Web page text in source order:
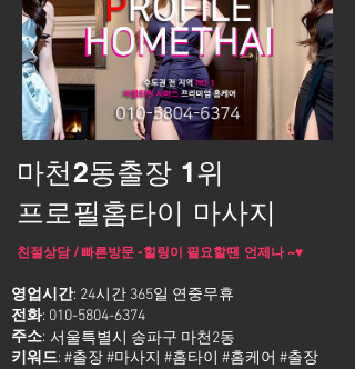
마천2동출장 1위
프로필홈타이 마사지
친절상담 / 빠른방문 -힐링이 필요할땐 언제나 ~♥
영업시간: 24시간 365일 연중무휴
전화: 010-5804-6374
주소:
키워드: #출장 #마사지 #홈타이 #홈케어 #출장
서울특별시 송파구 마천2동